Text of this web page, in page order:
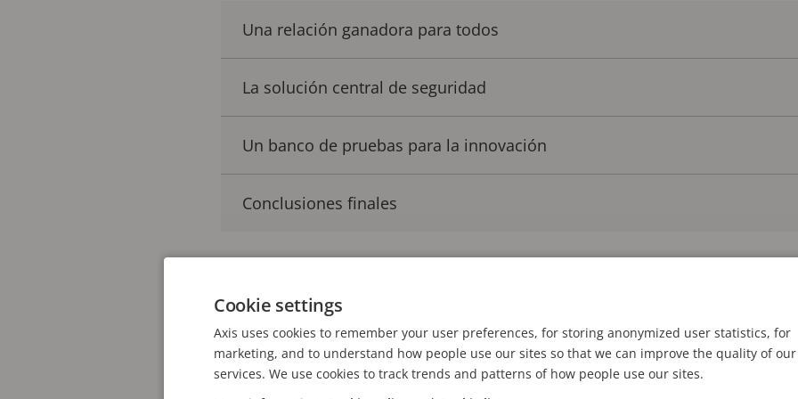
Una relación ganadora para todos
La solución central de seguridad
Un banco de pruebas para la innovación
Conclusiones finales
La innovación continua forma parte del ADN de lo que hacemos en Axis.
trabajar en estrecha colaboración con nuestros socios y clientes finales
utilizan nuestras soluciones y cómo se pueden optimizar y mejorar en el
Cookie settings
Axis uses cookies to remember your user preferences, for storing anonymized user statistics, for
marketing, and to understand how people use our sites so that we can improve the quality of our
services. We use cookies to track trends and patterns of how people use our sites.